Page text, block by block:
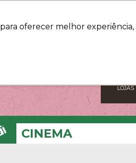
oferecer melhor
LOJAS
CINEMA